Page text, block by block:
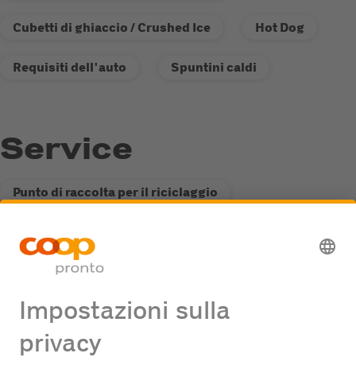
Cubetti di ghiaccio / Crushed Ice Hot Dog
Requisiti dell'auto Spuntini caldi
Service
Punto di raccolta per il riciclaggio
Offerte di lavoro
Nessuna offerta di lavoro